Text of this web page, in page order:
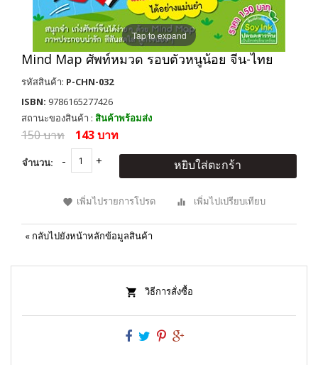
Tap to expand
Mind Map ศัพท์หมวด รอบตัวหนูน้อย จีน-ไทย
รหัสสินค้า: P-CHN-032
ISBN: 9786165277426
สถานะของสินค้า : สินค้าพร้อมส่ง
150 บาท 143 บาท
จำนวน: หยิบใส่ตะกร้า
เพิ่มไปรายการโปรด เพิ่มไปเปรียบเทียบ
« กลับไปยังหน้าหลักข้อมูลสินค้า
วิธีการสั่งซื้อ